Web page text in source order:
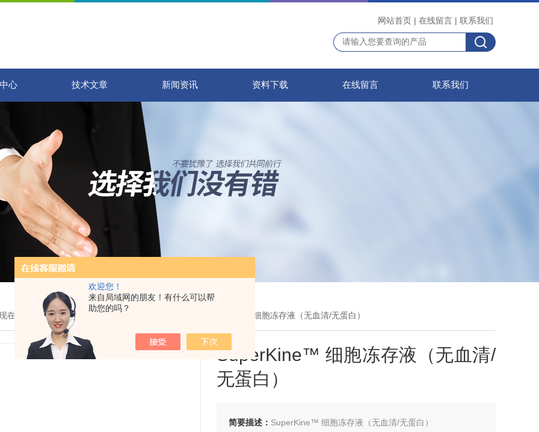
欢迎您！
来自局域网的朋友！有什么可以帮
助您的吗？
网站首页 | 在线留言 | 联系我们
心 技术文章 新闻资讯 资料下载 在线留言 联系我们
在的位置：首页> 产品展示 > 生物试剂 > SuperKine™ 细胞冻存液（无血清/无蛋白）
SuperKine™ 细胞冻存液（无血清/
无蛋白）
简要描述： SuperKine™ 细胞冻存液（无血清/无蛋白）